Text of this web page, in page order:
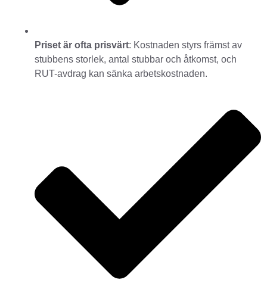
Priset är ofta prisvärt: Kostnaden styrs främst av
stubbens storlek, antal stubbar och åtkomst, och
RUT-avdrag kan sänka arbetskostnaden.